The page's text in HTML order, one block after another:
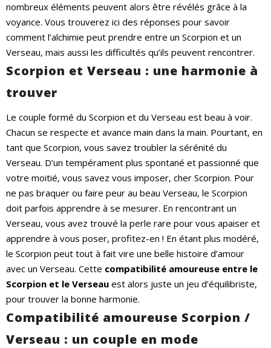
nombreux éléments peuvent alors être révélés grâce à la
voyance. Vous trouverez ici des réponses pour savoir
comment l’alchimie peut prendre entre un Scorpion et un
Verseau, mais aussi les difficultés qu’ils peuvent rencontrer.
Scorpion et Verseau : une harmonie à
trouver
Le couple formé du Scorpion et du Verseau est beau à voir.
Chacun se respecte et avance main dans la main. Pourtant, en
tant que Scorpion, vous savez troubler la sérénité du
Verseau. D’un tempérament plus spontané et passionné que
votre moitié, vous savez vous imposer, cher Scorpion. Pour
ne pas braquer ou faire peur au beau Verseau, le Scorpion
doit parfois apprendre à se mesurer. En rencontrant un
Verseau, vous avez trouvé la perle rare pour vous apaiser et
apprendre à vous poser, profitez-en ! En étant plus modéré,
le Scorpion peut tout à fait vire une belle histoire d’amour
avec un Verseau. Cette compatibilité amoureuse entre le
Scorpion et le Verseau est alors juste un jeu d’équilibriste,
pour trouver la bonne harmonie.
Compatibilité amoureuse Scorpion /
Verseau : un couple en mode